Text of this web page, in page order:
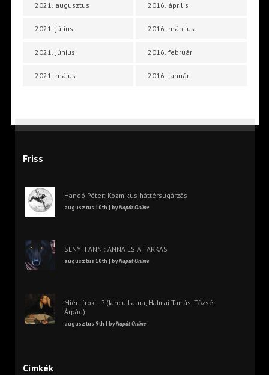
2021. augusztus
2021. július
2021. június
2021. május
2016. április
2016. március
2016. február
2016. január
Friss
Handó Péter: Kozmikus háttérsugárzás
augusztus 10th | byNapút Online
SÉNYI FANNI: ANNA ÉS A FARKAS
augusztus 10th | byNapút Online
Miért írok… ? (Iancu Laura, Halmai Tamás, Tőzsér
Árpád)
augusztus 9th | byNapút Online
Címkék